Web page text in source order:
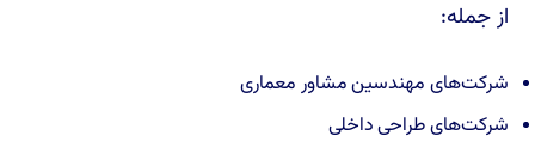
از جمله:
شرکت‌های مهندسین مشاور معماری
شرکت‌های طراحی داخلی